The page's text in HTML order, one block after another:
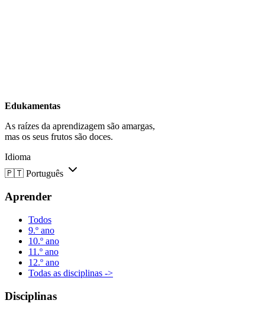
Edukamentas
As raízes da aprendizagem são amargas,
mas os seus frutos são doces.
Idioma
🇵🇹 Português
Aprender
Todos
9.º ano
10.º ano
11.º ano
12.º ano
Todas as disciplinas ->
Disciplinas